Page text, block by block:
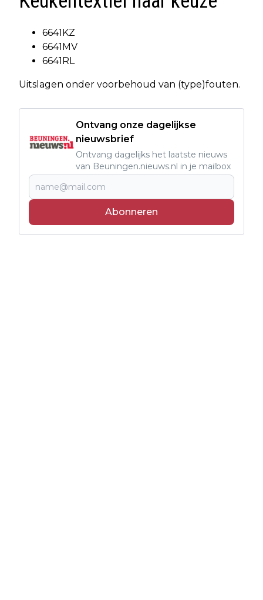
6641KZ
6641MV
6641RL
Uitslagen onder voorbehoud van (type)fouten.
Ontvang onze dagelijkse
nieuwsbrief
Ontvang dagelijks het laatste nieuws
van Beuningen.nieuws.nl in je mailbox
Abonneren